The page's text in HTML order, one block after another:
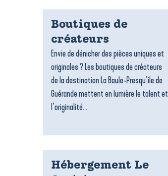
Boutiques de
créateurs
Envie de dénicher des pièces uniques et
originales ? Les boutiques de créateurs
de la destination La Baule-Presqu’île de
Guérande mettent en lumière le talent et
l’originalité...
Hébergement Le